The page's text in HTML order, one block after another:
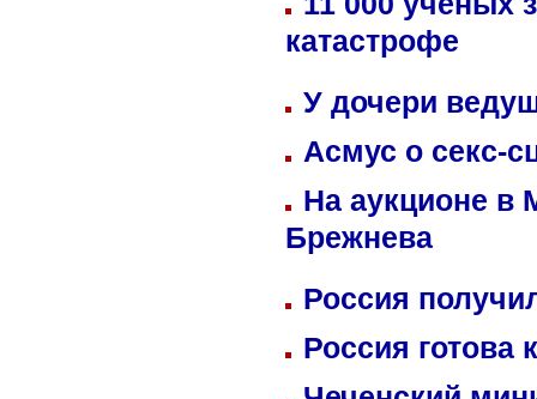
катастрофе
У дочери
Асмус о секс-
На аукционе в
Брежнева
Россия
Россия готова